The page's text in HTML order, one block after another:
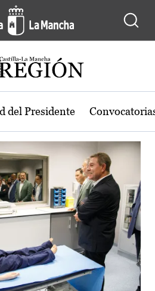
región de Castilla-
del Presidente